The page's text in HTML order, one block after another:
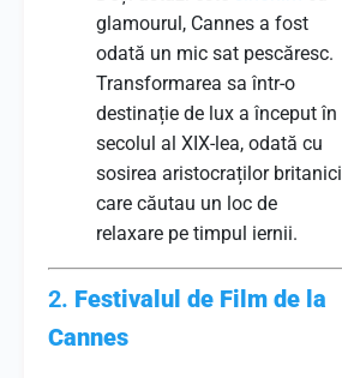
glamourul, Cannes a fost
odată un mic sat pescăresc.
Transformarea sa într-o
destinație de lux a început în
secolul al XIX-lea, odată cu
sosirea aristocraților britanici
care căutau un loc de
relaxare pe timpul iernii.
2. Festivalul de Film de la
Cannes